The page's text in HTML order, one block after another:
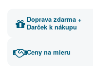
Doprava zdarma +
Darček k nákupu
Ceny na mieru